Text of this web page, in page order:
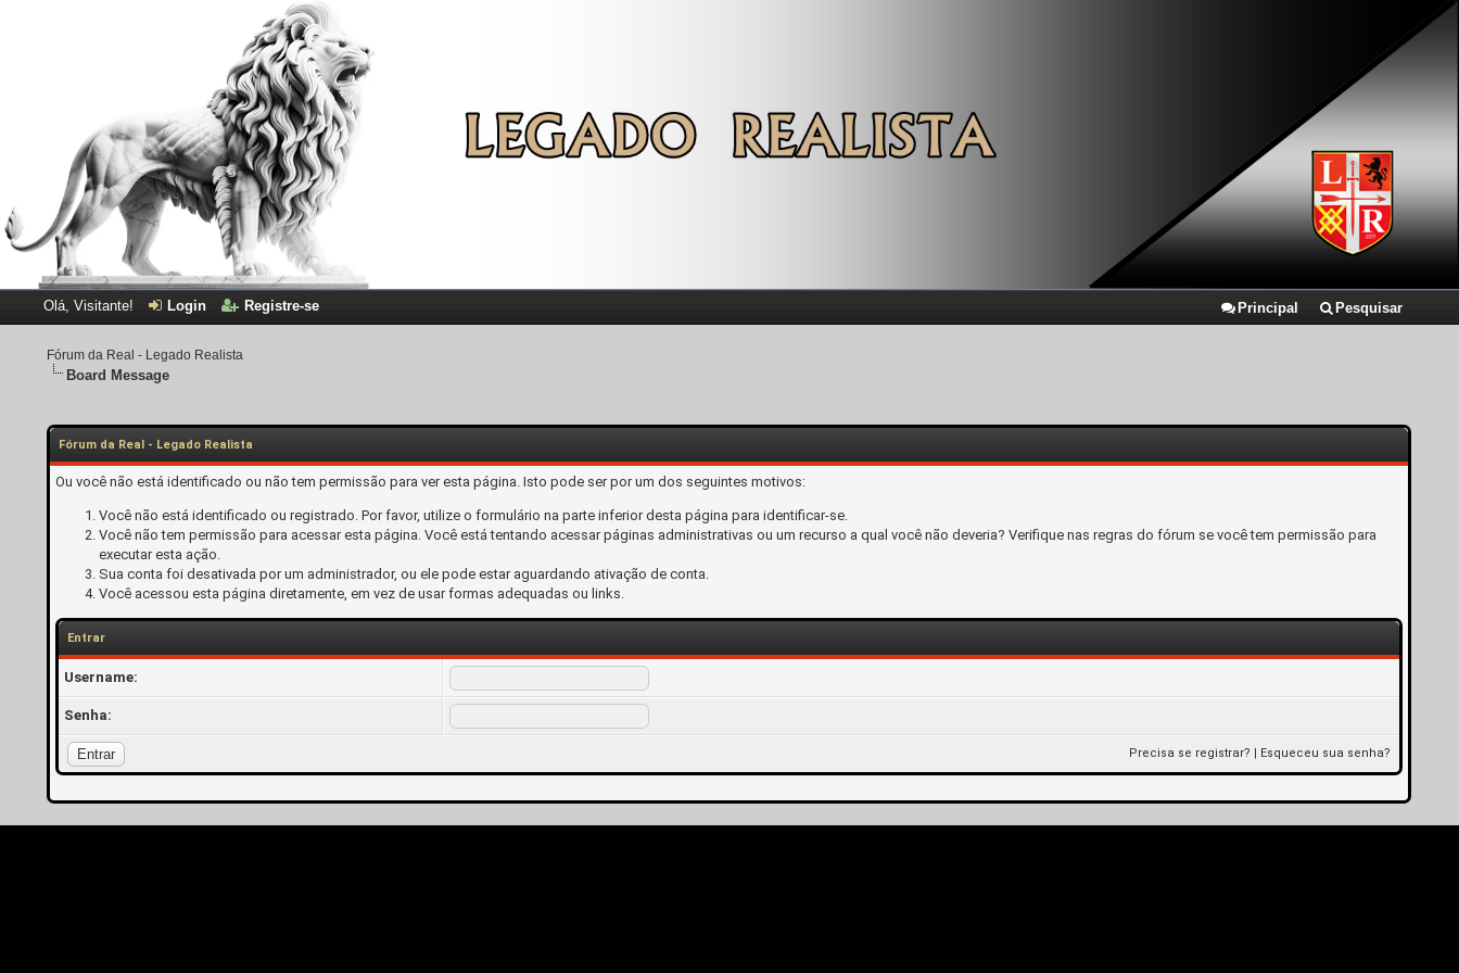
Principal Pesquisar
Olá, Visitante! Login Registre-se
Fórum da Real - Legado Realista
Board Message
Fórum da Real - Legado Realista
Ou você não está identificado ou não tem permissão para ver esta página. Isto pode ser por um dos seguintes motivos:
Você não está identificado ou registrado. Por favor, utilize o formulário na parte inferior desta página para identificar-se.
Você não tem permissão para acessar esta página. Você está tentando acessar páginas administrativas ou um recurso a qual você não deveria? Verifique nas regras do fórum se você tem permissão para
executar esta ação.
Sua conta foi desativada por um administrador, ou ele pode estar aguardando ativação de conta.
Você acessou esta página diretamente, em vez de usar formas adequadas ou links.
Entrar
Username:
Senha:
Precisa se registrar? | Esqueceu sua senha?